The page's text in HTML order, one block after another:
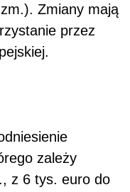
Zmiany mają
przez
zależy
z 6 tys. euro do